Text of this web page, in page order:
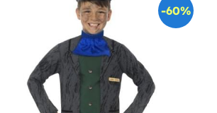
-60%